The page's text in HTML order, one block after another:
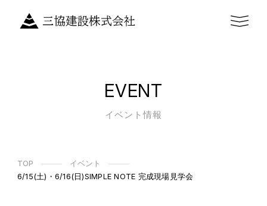
EVENT
イベント情報
TOP
イベント
6/15(土)・6/16(日)SIMPLE NOTE 完成現場見学会